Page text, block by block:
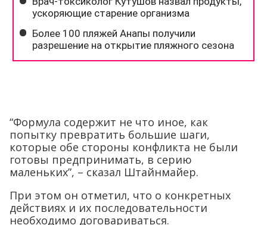
“Формула содержит не что иное, как
попытку превратить большие шаги,
которые обе стороны конфликта не были
готовы предпринимать, в серию
маленьких”, – сказал Штайнмайер.
При этом он отметил, что о конкретных
действиях и их последовательности
необходимо договариваться.